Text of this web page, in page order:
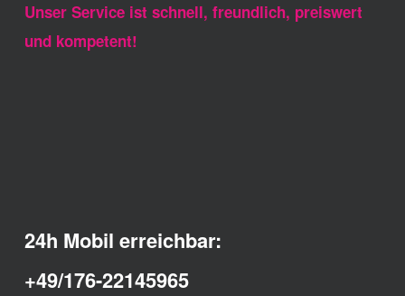
Unser Service ist schnell, freundlich, preiswert
und kompetent!
24h Mobil erreichbar:
+49/176-22145965